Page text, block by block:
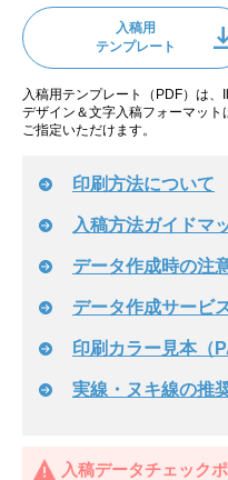
入稿用
テンプレート
入稿用テンプレート（PDF）は、
デザイン＆文字入稿フォーマッ
ご指定いただけます。
印刷方法について
入稿方法ガイドマ
データ作成時の注
データ作成サービ
印刷カラー見本（
実線・ヌキ線の推
入稿データチェック